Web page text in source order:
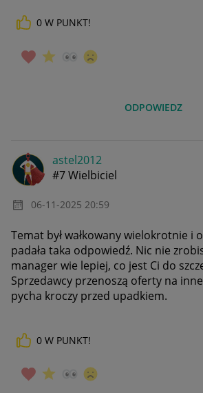
0 W PUNKT!
ODPOWIEDZ
astel2012
#7 Wielbiciel
‎06-11-2025 20:59
Temat był wałkowany wielokrotnie i
padała taka odpowiedź. Nic nie
manager wie lepiej, co jest Ci do
Sprzedawcy przenoszą oferty na
pycha kroczy przed upadkiem.
0 W PUNKT!